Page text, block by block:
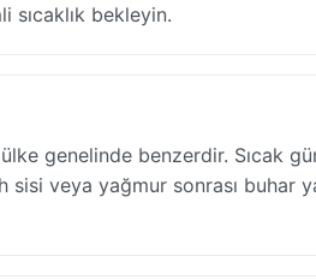
sıcaklık bekleyin.
genelinde benzerdir. Sıcak
veya yağmur sonrası buhar